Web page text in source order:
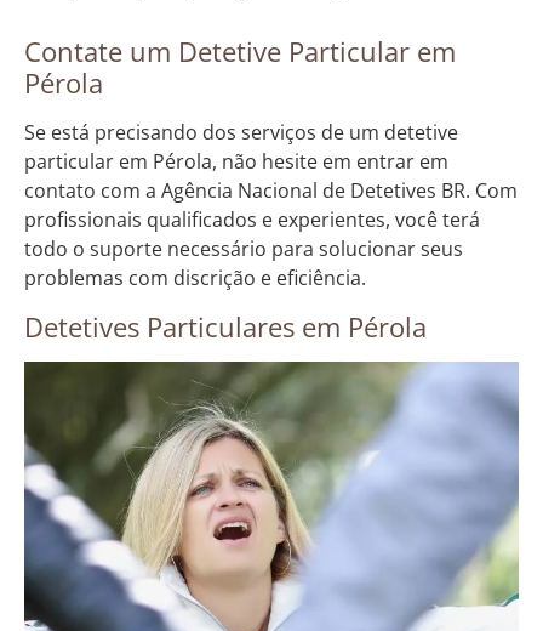
Contate um Detetive Particular em
Pérola
Se está precisando dos serviços de um detetive
particular em Pérola, não hesite em entrar em
contato com a Agência Nacional de Detetives BR. Com
profissionais qualificados e experientes, você terá
todo o suporte necessário para solucionar seus
problemas com discrição e eficiência.
Detetives Particulares em Pérola